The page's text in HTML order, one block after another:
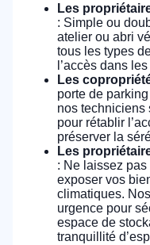
Les
: Simple ou
atelier ou abri
tous les types
l’accès dans
Les
porte de
nos techniciens
pour rétablir
préserver la
Les
: Ne laissez
exposer vos
climatiques.
urgence pour
espace de
tranquillité